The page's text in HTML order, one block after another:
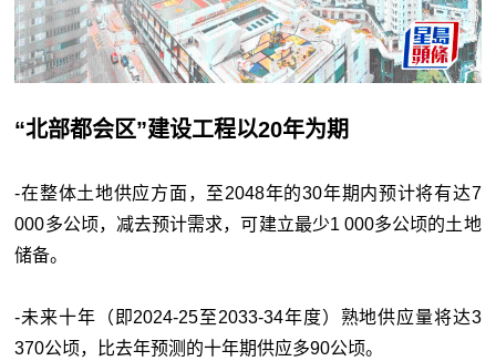
“北部都会区”建设工程以20年为期
-在整体土地供应方面，至2048年的30年期内预计将有达7
000多公顷，减去预计需求，可建立最少1 000多公顷的土地
储备。
-未来十年（即2024-25至2033-34年度）熟地供应量将达3
370公顷，比去年预测的十年期供应多90公顷。